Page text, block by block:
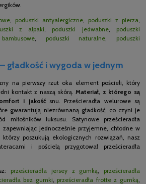
poduszki antyalergiczne poduszki z pierza
z alpaki poduszki jedwabne, poduszki
poduszki naturalne
poduszki
gładkość i wygoda w jednym
na pierwszy rzut oka element pościeli, który
kontakt z naszą skórą.Materiał, z którego są
i jakośćsnu. Prześcieradła welurowe są
gwarantują niezrównaną gładkość, co czyni je
miłośników luksusu. Satynowe prześcieradła
jednocześnie przyjemne, chłodne w
poszukują ekologicznych rozwiązań, nasz
i pościelą przygotował prześcieradła
prześcieradła jersey z gumką
prześcieradła
bez gumki prześcieradła frotte z gumką